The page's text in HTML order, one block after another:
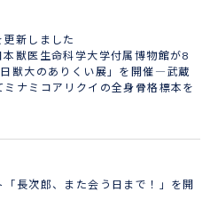
更新しました
本獣医生命科学大学付属博物館が8
獣大のありくい展」を開催―武蔵
ナミコアリクイの全身骨格標本を
「長次郎、また会う日まで！」を開